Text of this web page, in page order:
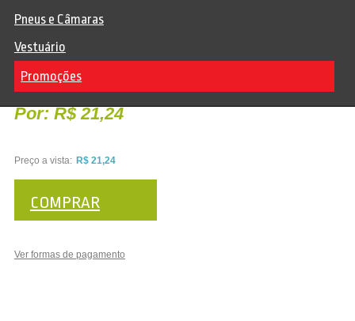
Pneus e Câmaras
Vestuário
Promoções
LONA PATIM FREIO DIANTEIRO XL 185
1980 A 1999 COBREQ
Cód:CHH1263
Por:R$ 21,24
Preço a vista: R$ 21,24
Ver formas de pagamento
COMPRAR